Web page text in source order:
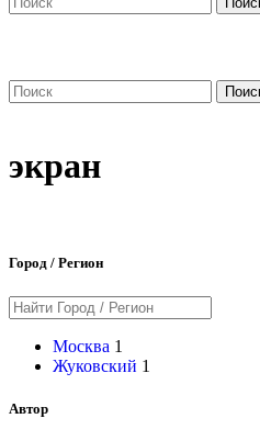
экран
Город / Регион
Москва 1
Жуковский 1
Автор